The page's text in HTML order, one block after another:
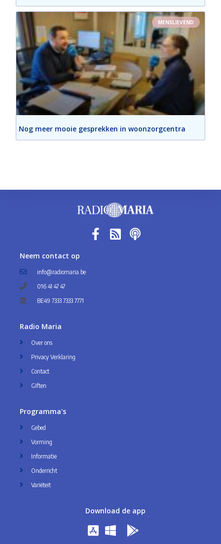
MENSLIEVEND
Nog meer mooie gesprekken in woonzorgcentra
Neem contact op
info@radiomaria.be
016 41 47 47
BE49 7333 7333 7771
Radio Maria
Over ons
Privacy Verklaring
Contact
Giften
Programma's
Gebed
Vorming
Informatie
Onderricht
Variëteit
Download de app